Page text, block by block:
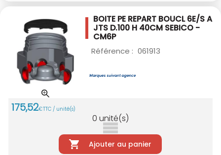
BOITE PE REPART BOUCL 6E/S A
JTS D.100 H 40CM SEBICO -
CM6P
Référence : 061913
175,52€TTC / unité(s)
0 unité(s)
Ajouter au panier